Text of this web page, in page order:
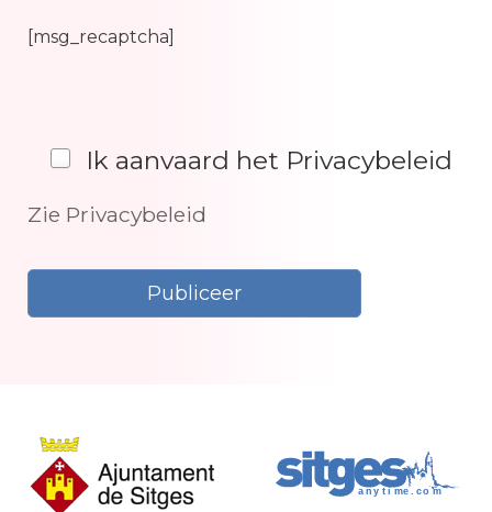
[msg_recaptcha]
Ik aanvaard het Privacybeleid
Zie Privacybeleid